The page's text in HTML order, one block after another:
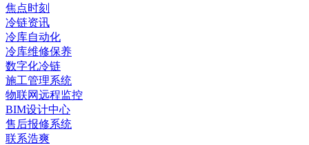
焦点时刻
冷链资讯
冷库自动化
冷库维修保养
数字化冷链
施工管理系统
物联网远程监控
BIM设计中心
售后报修系统
联系浩爽